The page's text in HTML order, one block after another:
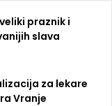
praznik i
slava
za lekare
Vranje